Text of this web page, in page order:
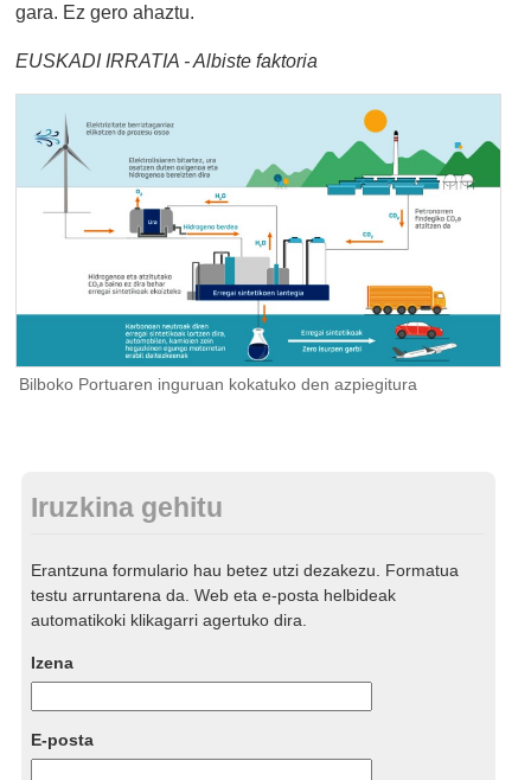
gara. Ez gero ahaztu.
EUSKADI IRRATIA - Albiste faktoria
Bilboko Portuaren inguruan kokatuko den azpiegitura
Iruzkina gehitu
Erantzuna formulario hau betez utzi dezakezu. Formatua
testu arruntarena da. Web eta e-posta helbideak
automatikoki klikagarri agertuko dira.
Izena
E-posta